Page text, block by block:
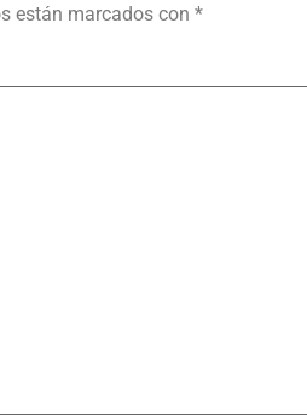
están marcados con *